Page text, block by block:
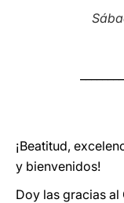
¡Beatitud,
y bienvenidos!
Doy las gracias